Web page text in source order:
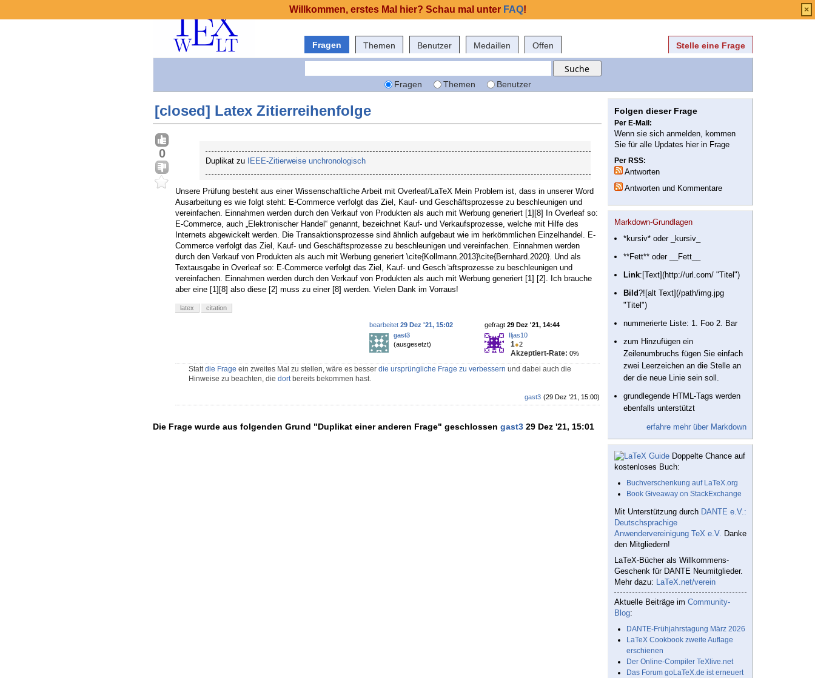
Fragen Themen Benutzer Medaillen Offen Stelle eine Frage
Fragen Themen Benutzer
[closed] Latex Zitierreihenfolge
0
Duplikat zu IEEE-Zitierweise unchronologisch
Unsere Prüfung besteht aus einer Wissenschaftliche Arbeit mit Overleaf/LaTeX Mein Problem ist, dass in unserer Word
Ausarbeitung es wie folgt steht: E-Commerce verfolgt das Ziel, Kauf- und Geschäftsprozesse zu beschleunigen und
vereinfachen. Einnahmen werden durch den Verkauf von Produkten als auch mit Werbung generiert [1][8] In Overleaf so:
E-Commerce, auch „Elektronischer Handel“ genannt, bezeichnet Kauf- und Verkaufsprozesse, welche mit Hilfe des
Internets abgewickelt werden. Die Transaktionsprozesse sind ähnlich aufgebaut wie im herkömmlichen Einzelhandel. E-
Commerce verfolgt das Ziel, Kauf- und Geschäftsprozesse zu beschleunigen und vereinfachen. Einnahmen werden
durch den Verkauf von Produkten als auch mit Werbung generiert \cite{Kollmann.2013}\cite{Bernhard.2020}. Und als
Textausgabe in Overleaf so: E-Commerce verfolgt das Ziel, Kauf- und Gesch ̈aftsprozesse zu beschleunigen und
vereinfachen. Einnahmen werden durch den Verkauf von Produkten als auch mit Werbung generiert [1] [2]. Ich brauche
aber eine [1][8] also diese [2] muss zu einer [8] werden. Vielen Dank im Vorraus!
latex citation
gefragt 29 Dez '21, 14:44
Iljas10
1●2
Akzeptiert-Rate: 0%
bearbeitet 29 Dez '21, 15:02
gast3
(ausgesetzt)
Statt die Frage ein zweites Mal zu stellen, wäre es besser die ursprüngliche Frage zu verbessern und dabei auch die
Hinweise zu beachten, die dort bereits bekommen hast.
(29 Dez '21, 15:00)
gast3
Die Frage wurde aus folgenden Grund "Duplikat einer anderen Frage" geschlossen gast3 29 Dez '21, 15:01
Folgen dieser Frage
Per E-Mail:
Wenn sie sich anmelden, kommen
Sie für alle Updates hier in Frage
Per RSS:
Antworten
Antworten und Kommentare
Markdown-Grundlagen
*kursiv* oder _kursiv_
**Fett** oder __Fett__
Link:[Text](http://url.com/ "Titel")
Bild?![alt Text](/path/img.jpg
"Titel")
nummerierte Liste: 1. Foo 2. Bar
zum Hinzufügen ein
Zeilenumbruchs fügen Sie einfach
zwei Leerzeichen an die Stelle an
der die neue Linie sein soll.
grundlegende HTML-Tags werden
ebenfalls unterstützt
erfahre mehr über Markdown
Doppelte Chance auf
kostenloses Buch:
Buchverschenkung auf LaTeX.org
Book Giveaway on StackExchange
Mit Unterstützung durch DANTE e.V.:
Deutschsprachige
Anwendervereinigung TeX e.V. Danke
den Mitgliedern!
LaTeX-Bücher als Willkommens-
Geschenk für DANTE Neumitglieder.
Mehr dazu: LaTeX.net/verein
Aktuelle Beiträge im Community-
Blog:
DANTE-Frühjahrstagung März 2026
LaTeX Cookbook zweite Auflage
erschienen
Der Online-Compiler TeXlive.net
Das Forum goLaTeX.de ist erneuert
Willkommen, erstes Mal hier? Schau mal unter FAQ! ×